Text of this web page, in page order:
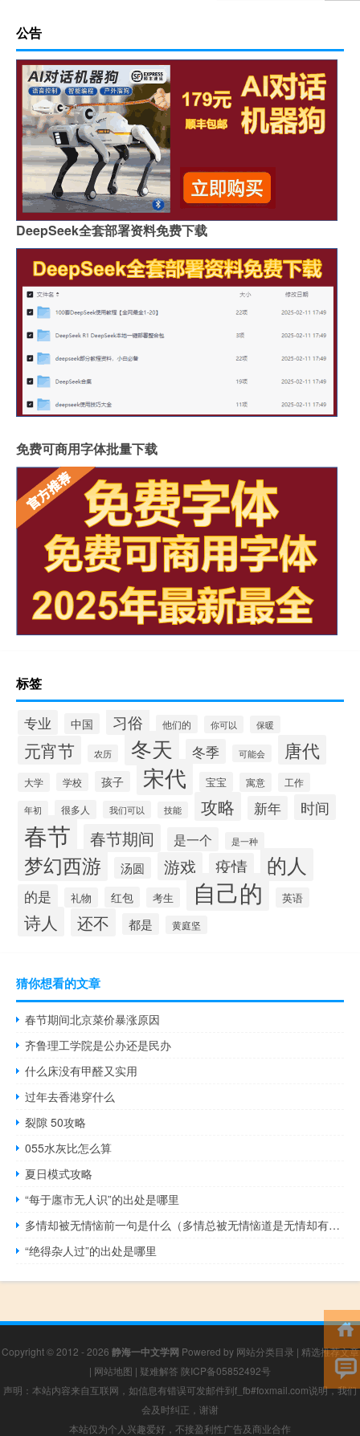
公告
DeepSeek全套部署资料免费下载
免费可商用字体批量下载
标签
专业 中国 习俗 他们的 你可以 保暖
元宵节 农历 冬天 冬季 可能会 唐代
大学 学校 孩子 宋代 宝宝 寓意 工作
年初 很多人 我们可以 技能 攻略 新年 时间
春节 春节期间 是一个 是一种
梦幻西游 汤圆 游戏 疫情 的人
的是 礼物 红包 考生 自己的 英语
诗人 还不 都是 黄庭坚
猜你想看的文章
春节期间北京菜价暴涨原因
齐鲁理工学院是公办还是民办
什么床没有甲醛又实用
过年去香港穿什么
裂隙 50攻略
055水灰比怎么算
夏日模式攻略
“每于廛市无人识”的出处是哪里
多情却被无情恼前一句是什么（多情总被无情恼道是无情却有情）
“绝得杂人过”的出处是哪里
Copyright © 2012 - 2026 静海一中文学网 Powered by 网站分类目录 | 精选推荐文章
| 网站地图 | 疑难解答 陕ICP备05852492号
声明：本站内容来自互联网，如信息有错误可发邮件到f_fb#foxmail.com说明，我们
会及时纠正，谢谢
本站仅为个人兴趣爱好，不接盈利性广告及商业合作